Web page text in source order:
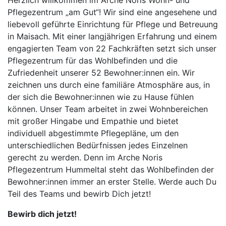
Pflegezentrum „am Gut“! Wir sind eine angesehene und
liebevoll geführte Einrichtung für Pflege und Betreuung
in Maisach. Mit einer langjährigen Erfahrung und einem
engagierten Team von 22 Fachkräften setzt sich unser
Pflegezentrum für das Wohlbefinden und die
Zufriedenheit unserer 52 Bewohner:innen ein. Wir
zeichnen uns durch eine familiäre Atmosphäre aus, in
der sich die Bewohner:innen wie zu Hause fühlen
können. Unser Team arbeitet in zwei Wohnbereichen
mit großer Hingabe und Empathie und bietet
individuell abgestimmte Pflegepläne, um den
unterschiedlichen Bedürfnissen jedes Einzelnen
gerecht zu werden. Denn im Arche Noris
Pflegezentrum Hummeltal steht das Wohlbefinden der
Bewohner:innen immer an erster Stelle. Werde auch Du
Teil des Teams und bewirb Dich jetzt!
Bewirb dich jetzt!